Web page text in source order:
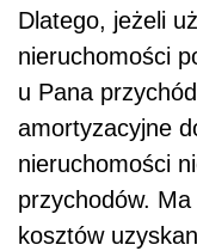
Dlatego, jeżeli
nieruchomości
u Pana
amortyzacyjne
nieruchomości
przychodów.
kosztów